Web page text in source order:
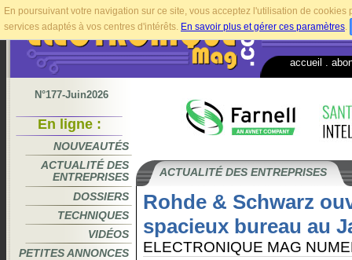
En poursuivant votre navigation sur ce site, vous acceptez l'utilisation de
services adaptés à vos centres d'intérêts. En savoir plus et gérer ces paramètres.
accueil
N°177-Juin2026
En ligne :
NOUVEAUTÉS
ACTUALITÉ DES
ENTREPRISES
DOSSIERS
TECHNIQUES
VIDÉOS
PETITES ANNONCES
ACTUALITÉ DES ENTREPRISES
Rohde & Schwarz
spacieux bureau au
ELECTRONIQUE MAG